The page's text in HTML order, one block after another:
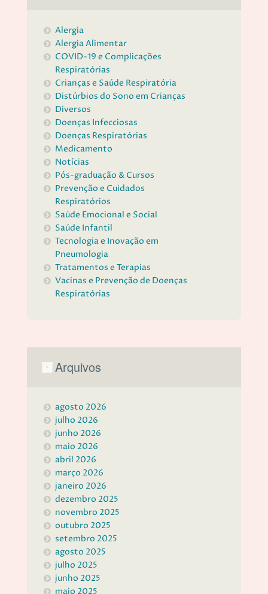
Alergia
Alergia Alimentar
COVID-19 e Complicações
Respiratórias
Crianças e Saúde Respiratória
Distúrbios do Sono em Crianças
Diversos
Doenças Infecciosas
Doenças Respiratórias
Medicamento
Notícias
Pós-graduação & Cursos
Prevenção e Cuidados
Respiratórios
Saúde Emocional e Social
Saúde Infantil
Tecnologia e Inovação em
Pneumologia
Tratamentos e Terapias
Vacinas e Prevenção de Doenças
Respiratórias
Arquivos
agosto 2026
julho 2026
junho 2026
maio 2026
abril 2026
março 2026
janeiro 2026
dezembro 2025
novembro 2025
outubro 2025
setembro 2025
agosto 2025
julho 2025
junho 2025
maio 2025